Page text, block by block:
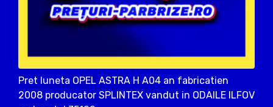
Pret luneta OPEL ASTRA H A04 an fabricatien
2008 producator SPLINTEX vandut in ODAILE ILFOV